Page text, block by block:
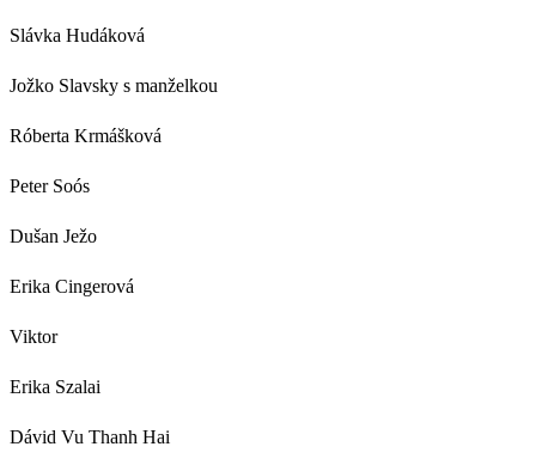
Slávka Hudáková
Jožko Slavsky s manželkou
Róberta Krmášková
Peter Soós
Dušan Ježo
Erika Cingerová
Viktor
Erika Szalai
Dávid Vu Thanh Hai